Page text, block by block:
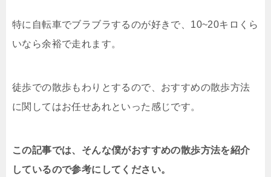
特に自転車でブラブラするのが好きで、10~20キロくら
いなら余裕で走れます。
徒歩での散歩もわりとするので、おすすめの散歩方法
に関してはお任せあれといった感じです。
この記事では、そんな僕がおすすめの散歩方法を紹介
しているので参考にしてください。